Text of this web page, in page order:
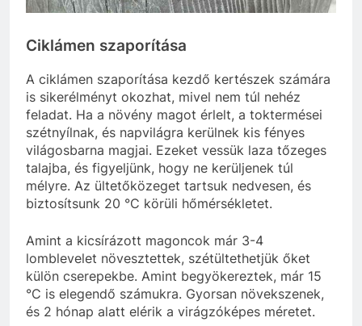
Ciklámen szaporítása
A ciklámen szaporítása kezdő kertészek számára
is sikerélményt okozhat, mivel nem túl nehéz
feladat. Ha a növény magot érlelt, a toktermései
szétnyílnak, és napvilágra kerülnek kis fényes
világosbarna magjai. Ezeket vessük laza tőzeges
talajba, és figyeljünk, hogy ne kerüljenek túl
mélyre. Az ültetőközeget tartsuk nedvesen, és
biztosítsunk 20 °C körüli hőmérsékletet.
Amint a kicsírázott magoncok már 3-4
lomblevelet növesztettek, szétültethetjük őket
külön cserepekbe. Amint begyökereztek, már 15
°C is elegendő számukra. Gyorsan növekszenek,
és 2 hónap alatt elérik a virágzóképes méretet.